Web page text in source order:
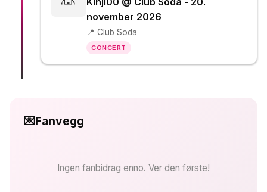
november 2026
📍 Club Soda
CONCERT
💌Fanvegg
Ingen fanbidrag enno. Ver den første!